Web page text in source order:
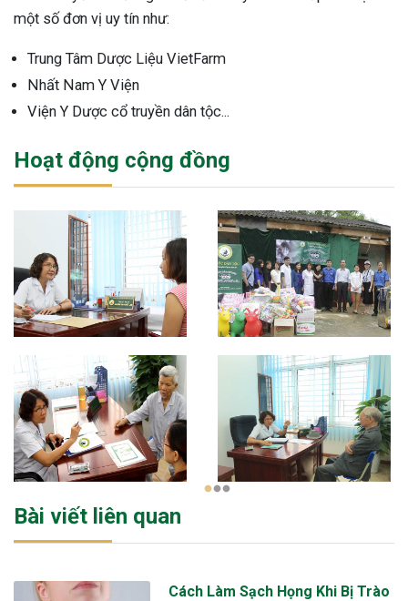
một số đơn vị uy tín như:
Trung Tâm Dược Liệu VietFarm
Nhất Nam Y Viện
Viện Y Dược cổ truyền dân tộc...
Hoạt động cộng đồng
1 2 3
Bài viết liên quan
Cách Làm Sạch Họng Khi Bị Trào